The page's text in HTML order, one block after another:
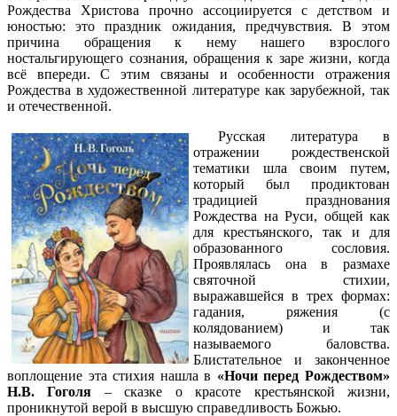
Рождества Христова прочно ассоциируется с детством и
юностью: это праздник ожидания, предчувствия. В этом
причина обращения к нему нашего взрослого
ностальгирующего сознания, обращения к заре жизни, когда
всё впереди. С этим связаны и особенности отражения
Рождества в художественной литературе как зарубежной, так
и отечественной.
Русская литература в
отражении рождественской
тематики шла своим путем,
который был продиктован
традицией празднования
Рождества на Руси, общей как
для крестьянского, так и для
образованного сословия.
Проявлялась она в размахе
святочной стихии,
выражавшейся в трех формах:
гадания, ряжения (с
колядованием) и так
называемого баловства.
Блистательное и законченное
воплощение эта стихия нашла в «Ночи перед Рождеством»
Н.В. Гоголя – сказке о красоте крестьянской жизни,
проникнутой верой в высшую справедливость Божью.